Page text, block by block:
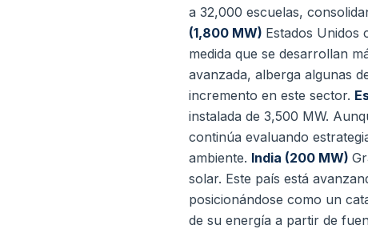
a 32,000 escuelas,
(1,800 MW) Estados Unidos
medida que se desarrollan
avanzada, alberga algunas
incremento en este sector.
instalada de 3,500 MW.
continúa evaluando
ambiente. India (200 MW)
solar. Este país está
posicionándose como un
de su energía a partir de